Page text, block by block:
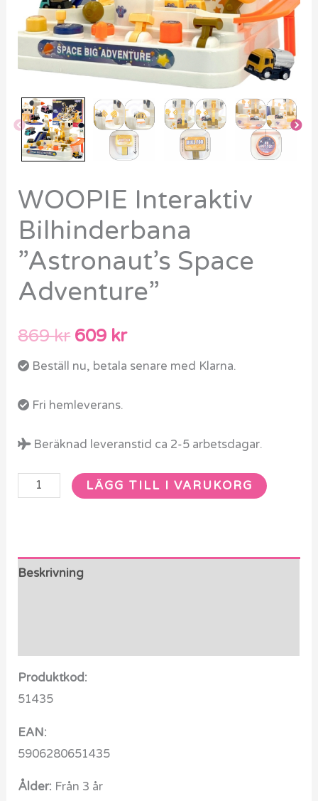
WOOPIE Interaktiv
Bilhinderbana
”Astronaut’s Space
Adventure”
869kr 609 kr
Beställ nu, betala senare med Klarna.
Fri hemleverans.
Beräknad leveranstid ca 2-5 arbetsdagar.
LÄGG TILL I VARUKORG
Beskrivning
Produktkod:
51435
EAN:
5906280651435
Ålder: Från 3 år